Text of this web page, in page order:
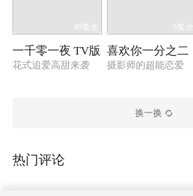
49集全
一千零一夜 TV版
花式追爱高甜来袭
6集全
喜欢你一分之二
摄影师的超能恋爱
换一换
热门评论